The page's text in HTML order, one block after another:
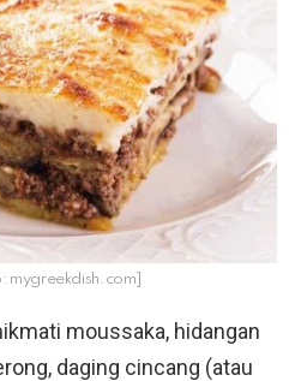
mygreekdish.com]
moussaka, hidangan
daging cincang (atau